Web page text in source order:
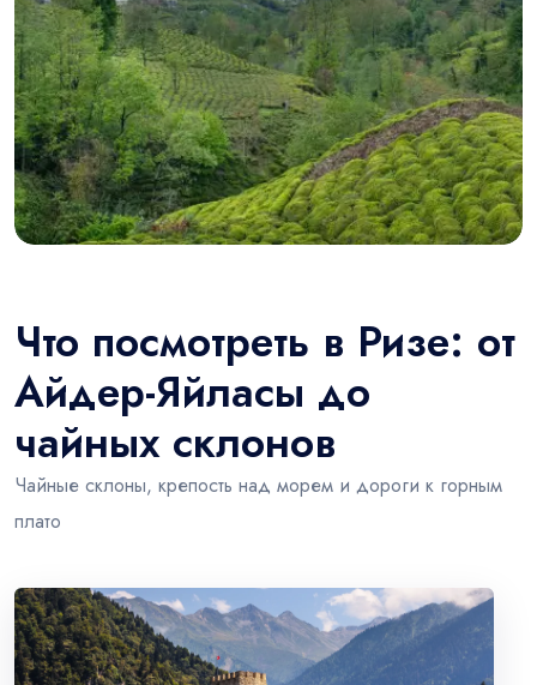
Что посмотреть в Ризе: от
Айдер-Яйласы до
чайных склонов
Чайные склоны, крепость над морем и дороги к горным
плато